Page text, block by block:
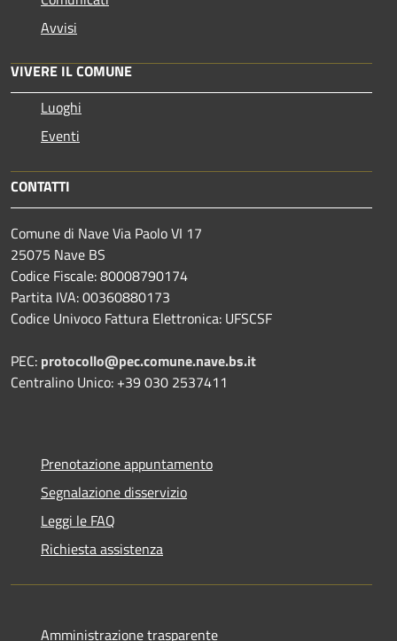
Avvisi
VIVERE IL COMUNE
Luoghi
Eventi
CONTATTI
Comune di Nave Via Paolo VI 17
25075 Nave BS
Codice Fiscale: 80008790174
Partita IVA: 00360880173
Codice Univoco Fattura Elettronica: UFSCSF
PEC: protocollo@pec.comune.nave.bs.it
Centralino Unico: +39 030 2537411
Prenotazione appuntamento
Segnalazione disservizio
Leggi le FAQ
Richiesta assistenza
Amministrazione trasparente